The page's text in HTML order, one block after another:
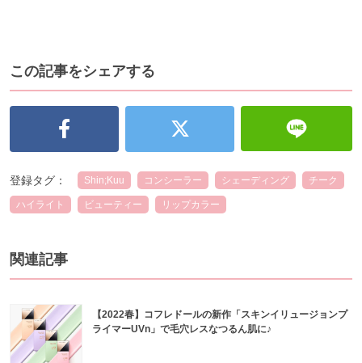
この記事をシェアする
登録タグ： Shin;Kuu コンシーラー シェーディング チーク
ハイライト ビューティー リップカラー
関連記事
【2022春】コフレドールの新作「スキンイリュージョンプ
ライマーUVn」で毛穴レスなつるん肌に♪